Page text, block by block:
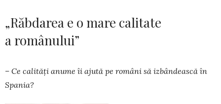
„Răbdarea e o mare calitate
a românului”
– Ce calități anume îi ajută pe români să izbândească în
Spania?